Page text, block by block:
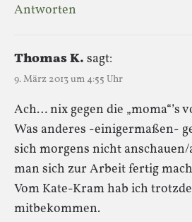
Antworten
Thomas K. sagt:
9. März 2013 um 4:55 Uhr
Ach… nix gegen die „moma“’s
Was anderes -einigermaßen-
sich morgens nicht
man sich zur Arbeit fertig
Vom Kate-Kram hab ich
mitbekommen.